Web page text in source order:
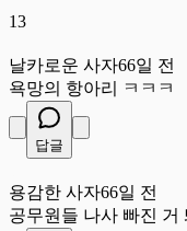
13
날카로운 사자66일 전
욕망의 항아리 ㅋㅋㅋ
답글
용감한 사자66일 전
공무원들 나사 빠진 거